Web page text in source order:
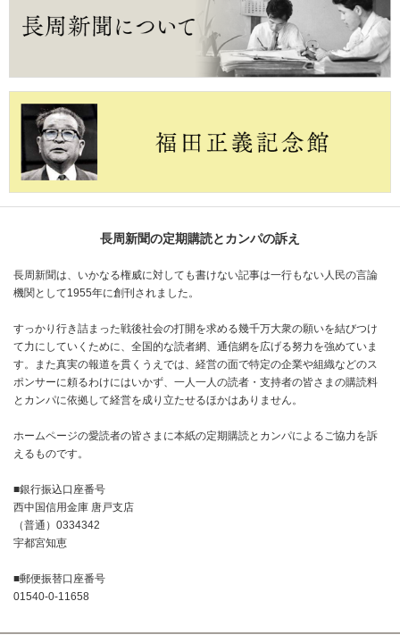
長周新聞の定期購読とカンパの訴え
長周新聞は、いかなる権威に対しても書けない記事は一行もない人民の言論
機関として1955年に創刊されました。
すっかり行き詰まった戦後社会の打開を求める幾千万大衆の願いを結びつけ
て力にしていくために、全国的な読者網、通信網を広げる努力を強めていま
す。また真実の報道を貫くうえでは、経営の面で特定の企業や組織などのス
ポンサーに頼るわけにはいかず、一人一人の読者・支持者の皆さまの購読料
とカンパに依拠して経営を成り立たせるほかはありません。
ホームページの愛読者の皆さまに本紙の定期購読とカンパによるご協力を訴
えるものです。
■銀行振込口座番号
西中国信用金庫 唐戸支店
（普通）0334342
宇都宮知恵
■郵便振替口座番号
01540-0-11658